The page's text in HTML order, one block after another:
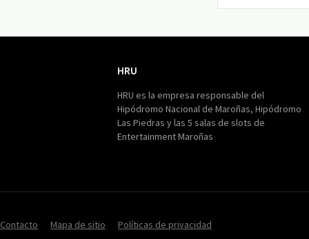
HRU
HRU es la empresa responsable del
Hipódromo Nacional de Maroñas, Hipódromo
Las Piedras y las 5 salas de slots de
Entertainment Maroñas
Contacto Mapa de sitio Políticas de privacidad